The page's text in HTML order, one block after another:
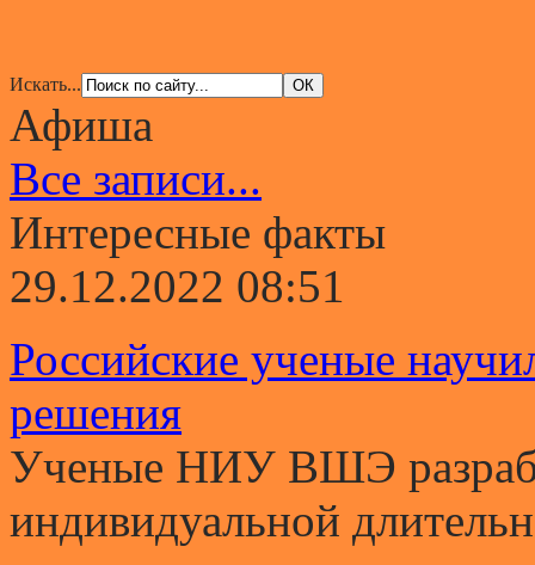
Искать...
Афиша
Все записи...
Интересные факты
29.12.2022 08:51
Российские ученые
решения
Ученые НИУ ВШЭ
индивидуальной